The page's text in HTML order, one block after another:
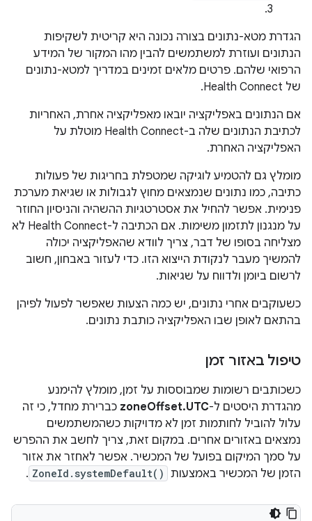
3.
הגדרת מטא-נתונים בצורה נכונה היא קריטית לשקיפות
הנתונים ועוזרת למשתמשים להבין מהו המקור של המידע
הרפואי שלהם. פרטים מלאים זמינים במדריך למטא-נתונים
של Health Connect.
אם הנתונים באפליקציה יובאו מאפליקציה אחרת, האחריות
לכתיבת הנתונים שלה ב-Health Connect מוטלת על
האפליקציה האחרת.
מומלץ גם להטמיע לוגיקה שמטפלת בחריגות של פעולות
כתיבה, כמו נתונים שנמצאים מחוץ לגבולות או שגיאת מערכת
פנימית. אפשר להחיל את אסטרטגיות ההשהיה והניסיון החוזר
על מנגנון לתזמון משימות. אם הכתיבה ל-Health Connect לא
מצליחה בסופו של דבר, צריך לוודא שהאפליקציה יכולה
להמשיך מעבר לנקודת הייצוא הזו. כדי לעזור באבחון, חשוב
לרשום ביומן ולדווח על שגיאות.
כשעוקבים אחרי נתונים, יש כמה הצעות שאפשר לפעול לפיהן
בהתאם לאופן שבו האפליקציה כותבת נתונים.
טיפול באזור זמן
כשכותבים רשומות שמבוססות על זמן, מומלץ להימנע
מהגדרת היסטים ל-zoneOffset.UTC כברירת מחדל, כי זה
עלול להוביל לחותמות זמן לא מדויקות כשהמשתמשים
נמצאים באזורים אחרים. במקום זאת, צריך לחשב את ההפרש
על סמך המיקום בפועל של המכשיר. אפשר לאחזר את אזור
הזמן של המכשיר באמצעות ZoneId.systemDefault()
.